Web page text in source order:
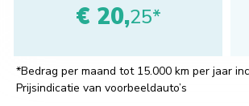
€ 20,25*
*Bedrag per maand tot 15.000 km per jaar
Prijsindicatie van voorbeeldauto’s